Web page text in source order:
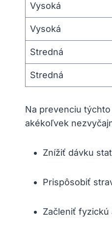
Vysoká
Vysoká
Stredná
Stredná
Na prevenciu
akékoľvek
Znížiť dávku
Prispôsobiť
Začleniť fyzickú